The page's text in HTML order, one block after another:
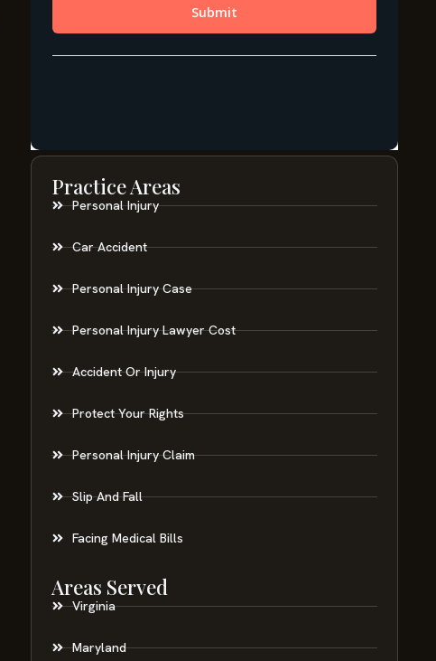
Practice Areas
Personal Injury
Car Accident
Personal Injury Case
Personal Injury Lawyer Cost
Accident Or Injury
Protect Your Rights
Personal Injury Claim
Slip And Fall
Facing Medical Bills
Areas Served
Virginia
Maryland